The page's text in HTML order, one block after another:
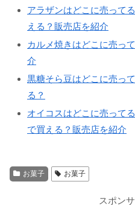
アラザンはどこに売って
える？販売店を紹介
カルメ焼きはどこに売っ
介
黒糖そら豆はどこに売っ
る？
オイコスはどこに売って
で買える？販売店を紹介
お菓子 お菓子
スポン